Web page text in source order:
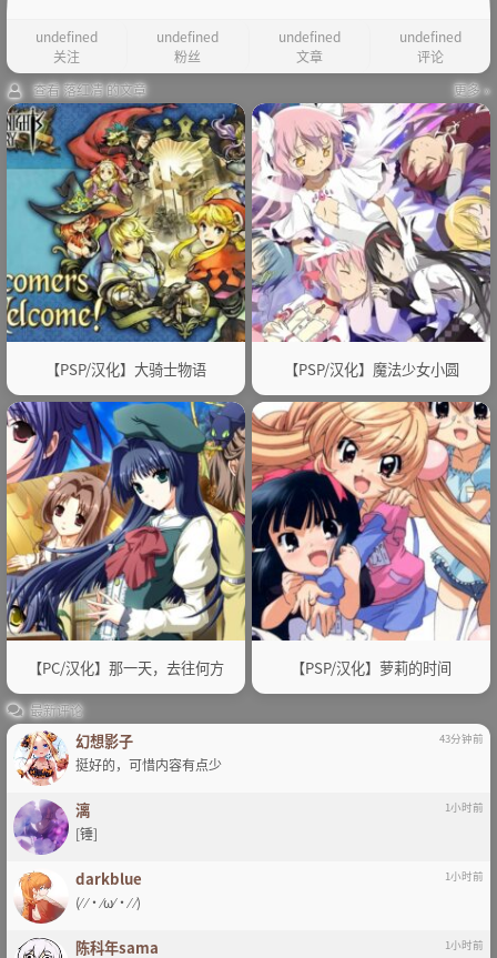
undefined
关注
undefined
粉丝
undefined
文章
undefined
评论
查看 落红凊 的文章
更多 »
【PSP/汉化】大骑士物语 【PSP/汉化】魔法少女小圆
【PC/汉化】那一天，去往何方 【PSP/汉化】萝莉的时间
最新评论
幻想影子 43分钟前
挺好的，可惜内容有点少
漓 1小时前
[锤]
darkblue 1小时前
(⁄ ⁄•⁄ω⁄•⁄ ⁄)
陈科年sama 1小时前